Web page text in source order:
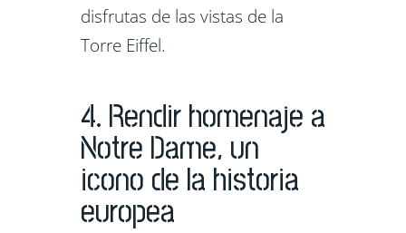
disfrutas de las vistas de la
Torre Eiffel.
4. Rendir homenaje a
Notre Dame, un
icono de la historia
europea